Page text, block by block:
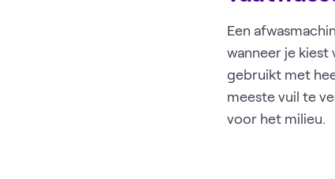
Een
wanneer je kiest
gebruikt met
meeste vuil te
voor het milieu.